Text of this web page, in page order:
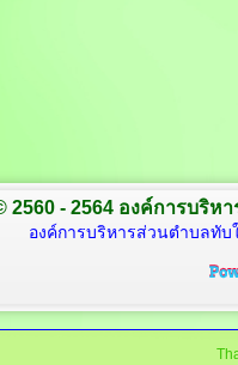
2560 - 2564 องค์การบริห
องค์การบริหารส่วนตำบลทับ